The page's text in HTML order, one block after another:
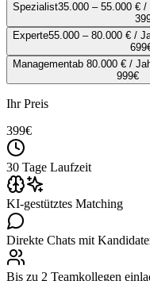
Spezialist35.000 – 55.000 € /
Experte55.000 – 80.000 € /
699
Managementab 80.000 € /
999€
Ihr Preis
399€
30 Tage Laufzeit
KI-gestütztes Matching
Direkte Chats mit
Bis zu 2 Teamkollegen